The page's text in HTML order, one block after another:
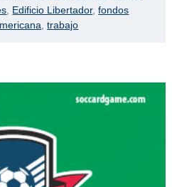
Edificio Libertador,fondos
,trabajo